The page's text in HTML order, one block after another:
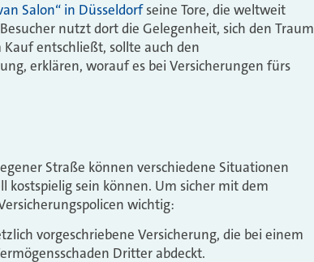
Salon“ in Düsseldorfseine Tore, die weltweit
nutzt dort die Gelegenheit, sich den Traum
entschließt, sollte auch den
erklären, worauf es bei Versicherungen fürs
Straße können verschiedene Situationen
sein können. Um sicher mit dem
wichtig:
vorgeschriebene Versicherung, die bei einem
Dritter abdeckt.